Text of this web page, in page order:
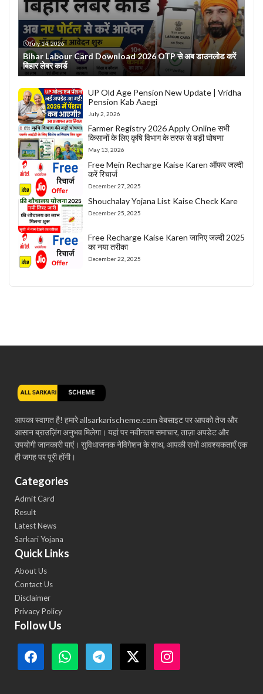
July 14, 2026
Bihar Labour Card Download 2026 OTP से अब डाउनलोड करें
बिहार लेबर कार्ड
UP Old Age Pension New Update | Vridha
Pension Kab Aaegi
July 2, 2026
Farmer Registry 2026 Apply Online सभी
किसानों के लिए कृषि विभाग के तरफ से बड़ी घोषणा
May 13, 2026
Free Mein Recharge Kaise Karen ऑफर जल्दी
करें रिचार्ज
December 27, 2025
Shouchalay Yojana List Kaise Check Kare
December 25, 2025
Free Recharge Kaise Karen जानिए जल्दी 2025
का नया तरीका
December 22, 2025
आपका स्वागत है! हमारे allsarkarischeme.com वेबसाइट पर आपको तेज और
आसान ब्राउज़िंग अनुभव मिलेगा। यहां पर नवीनतम समाचार, ताज़ा अपडेट और
उपयोगी जानकारी पाएं। सुविधाजनक नेविगेशन के साथ, आपकी सभी आवश्यकताएँ एक
ही जगह पर पूरी होंगी।
Categories
Admit Card
Result
Latest News
Sarkari Yojana
Quick Links
About Us
Contact Us
Disclaimer
Privacy Policy
Follow Us